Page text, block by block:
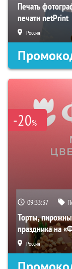
Печать
печати netPrint
Россия
-20%
09:33:36
Торты,
праздника на
Россия